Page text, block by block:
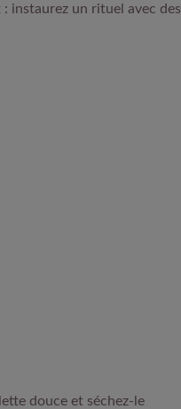
instaurez un rituel avec des
douce et séchez-le